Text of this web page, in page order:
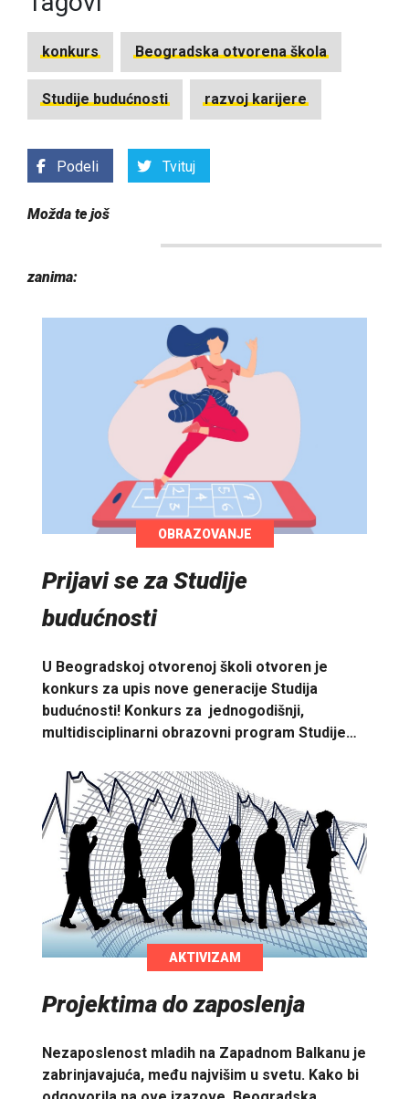
konkurs Beogradska otvorena škola
Studije budućnosti razvoj karijere
Podeli Tvituj
Možda te još
zanima:
OBRAZOVANJE
Prijavi se za Studije
budućnosti
U Beogradskoj otvorenoj školi otvoren je
konkurs za upis nove generacije Studija
budućnosti! Konkurs za jednogodišnji,
multidisciplinarni obrazovni program Studije…
AKTIVIZAM
Projektima do zaposlenja
Nezaposlenost mladih na Zapadnom Balkanu je
zabrinjavajuća, među najvišim u svetu. Kako bi